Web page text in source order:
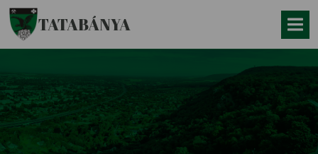
Ugrás a fő tartalomhoz
TATABÁNYA